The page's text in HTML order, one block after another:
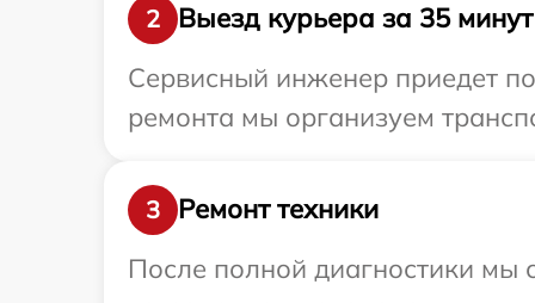
2
Выезд курьера за 35 минут
Сервисный инженер приедет
ремонта мы организуем
3
Ремонт техники
После полной диагностики мы